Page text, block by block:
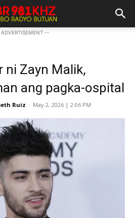
--
ni Zayn Malik,
ang pagka-ospital
Ruiz - May 2, 2026 | 2:06 PM